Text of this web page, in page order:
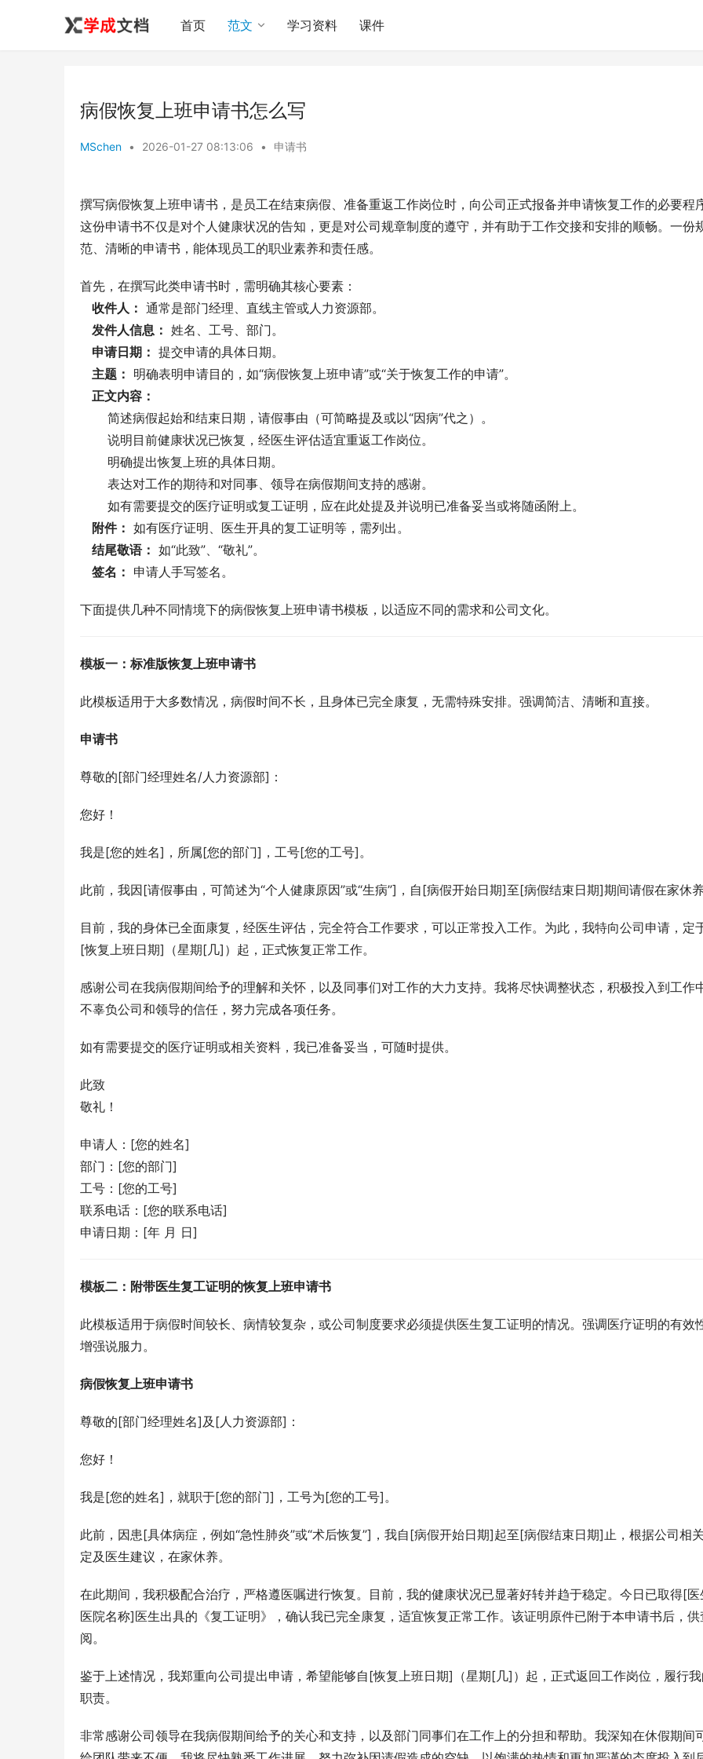
首页 范文 学习资料 课件
病假恢复上班申请书怎么写
MSchen • 2026-01-27 08:13:06 • 申请书
撰写病假恢复上班申请书，是员工在结束病假、准备重返工作岗位时，向公司正式报备并申请恢复工作的必要程
这份申请书不仅是对个人健康状况的告知，更是对公司规章制度的遵守，并有助于工作交接和安排的顺畅。一份
范、清晰的申请书，能体现员工的职业素养和责任感。
首先，在撰写此类申请书时，需明确其核心要素：
收件人： 通常是部门经理、直线主管或人力资源部。
发件人信息： 姓名、工号、部门。
申请日期： 提交申请的具体日期。
主题： 明确表明申请目的，如“病假恢复上班申请”或“关于恢复工作的申请”。
正文内容：
       简述病假起始和结束日期，请假事由（可简略提及或以“因病”代之）。
       说明目前健康状况已恢复，经医生评估适宜重返工作岗位。
       明确提出恢复上班的具体日期。
       表达对工作的期待和对同事、领导在病假期间支持的感谢。
       如有需要提交的医疗证明或复工证明，应在此处提及并说明已准备妥当或将随函附上。
附件： 如有医疗证明、医生开具的复工证明等，需列出。
结尾敬语： 如“此致”、“敬礼”。
签名： 申请人手写签名。
下面提供几种不同情境下的病假恢复上班申请书模板，以适应不同的需求和公司文化。
模板一：标准版恢复上班申请书
此模板适用于大多数情况，病假时间不长，且身体已完全康复，无需特殊安排。强调简洁、清晰和直接。
申请书
尊敬的[部门经理姓名/人力资源部]：
您好！
我是[您的姓名]，所属[您的部门]，工号[您的工号]。
此前，我因[请假事由，可简述为“个人健康原因”或“生病”]，自[病假开始日期]至[病假结束日期]期间请假在家休
目前，我的身体已全面康复，经医生评估，完全符合工作要求，可以正常投入工作。为此，我特向公司申请，定
[恢复上班日期]（星期[几]）起，正式恢复正常工作。
感谢公司在我病假期间给予的理解和关怀，以及同事们对工作的大力支持。我将尽快调整状态，积极投入到工作
不辜负公司和领导的信任，努力完成各项任务。
如有需要提交的医疗证明或相关资料，我已准备妥当，可随时提供。
此致
敬礼！
申请人：[您的姓名]
部门：[您的部门]
工号：[您的工号]
联系电话：[您的联系电话]
申请日期：[年 月 日]
模板二：附带医生复工证明的恢复上班申请书
此模板适用于病假时间较长、病情较复杂，或公司制度要求必须提供医生复工证明的情况。强调医疗证明的有效
增强说服力。
病假恢复上班申请书
尊敬的[部门经理姓名]及[人力资源部]：
您好！
我是[您的姓名]，就职于[您的部门]，工号为[您的工号]。
此前，因患[具体病症，例如“急性肺炎”或“术后恢复”]，我自[病假开始日期]起至[病假结束日期]止，根据公司相
定及医生建议，在家休养。
在此期间，我积极配合治疗，严格遵医嘱进行恢复。目前，我的健康状况已显著好转并趋于稳定。今日已取得[
医院名称]医生出具的《复工证明》，确认我已完全康复，适宜恢复正常工作。该证明原件已附于本申请书后，供
阅。
鉴于上述情况，我郑重向公司提出申请，希望能够自[恢复上班日期]（星期[几]）起，正式返回工作岗位，履行
职责。
非常感谢公司领导在我病假期间给予的关心和支持，以及部门同事们在工作上的分担和帮助。我深知在休假期间